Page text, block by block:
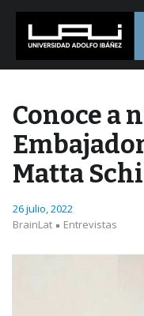
Conoce a
Matta
26 julio, 2022
BrainLat
Entrevistas